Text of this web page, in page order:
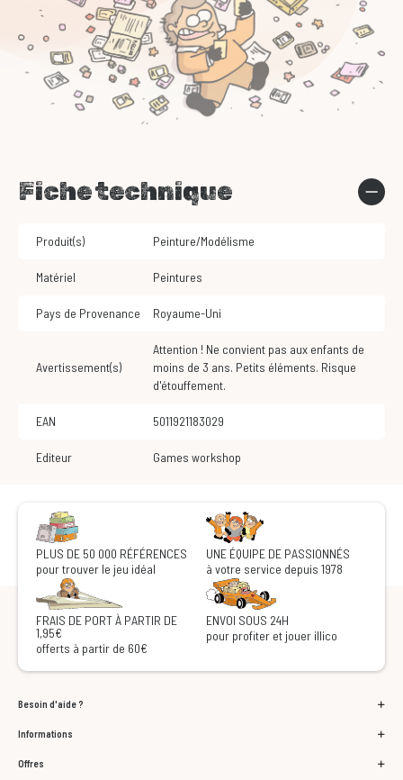
Fiche technique
Produit(s) Peinture/Modélisme
Matériel Peintures
Pays de Provenance Royaume-Uni
Avertissement(s)
Attention ! Ne convient pas aux enfants de
moins de 3 ans. Petits éléments. Risque
d'étouffement.
EAN 5011921183029
Editeur Games workshop
PLUS DE 50 000 RÉFÉRENCES
pour trouver le jeu idéal
UNE ÉQUIPE DE PASSIONNÉS
à votre service depuis 1978
FRAIS DE PORT À PARTIR DE
1,95€
offerts à partir de 60€
ENVOI SOUS 24H
pour profiter et jouer illico
Besoin d'aide ?
Informations
Offres